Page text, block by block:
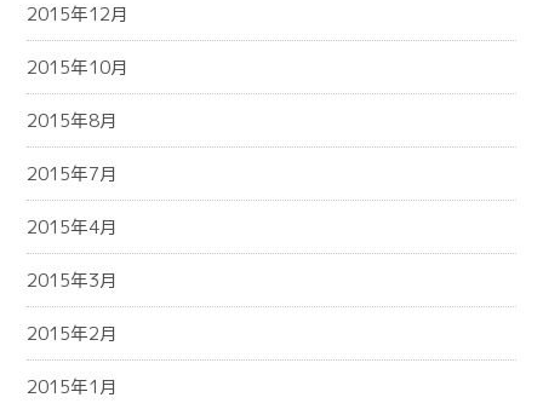
2015年12月
2015年10月
2015年8月
2015年7月
2015年4月
2015年3月
2015年2月
2015年1月